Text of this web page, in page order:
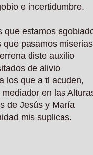
e incertidumbre.
que estamos
pasamos
diste auxilio
de alivio
los que a ti acuden,
en las
de Jesús y María
mis suplicas.